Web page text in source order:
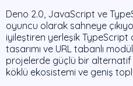
Deno 2.0, JavaScript ve
oyuncu olarak sahneye
iyileştiren yerleşik TypeScript
tasarımı ve URL tabanlı
projelerde güçlü bir alternatif
köklü ekosistemi ve geniş